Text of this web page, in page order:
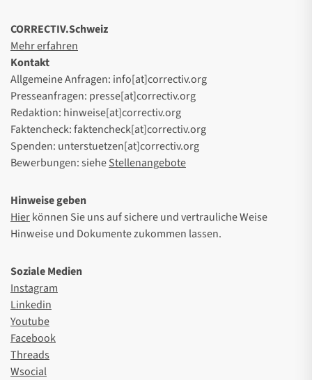
CORRECTIV.Schweiz
Mehr erfahren
Kontakt
Allgemeine Anfragen: info[at]correctiv.org
Presseanfragen: presse[at]correctiv.org
Redaktion: hinweise[at]correctiv.org
Faktencheck: faktencheck[at]correctiv.org
Spenden: unterstuetzen[at]correctiv.org
Bewerbungen: sieheStellenangebote
Hinweise geben
Hierkönnen Sie uns auf sichere und vertrauliche Weise
Hinweise und Dokumente zukommen lassen.
Soziale Medien
Instagram
Linkedin
Youtube
Facebook
Threads
Wsocial